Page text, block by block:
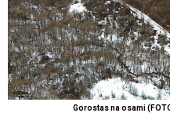
Gorostas na osami